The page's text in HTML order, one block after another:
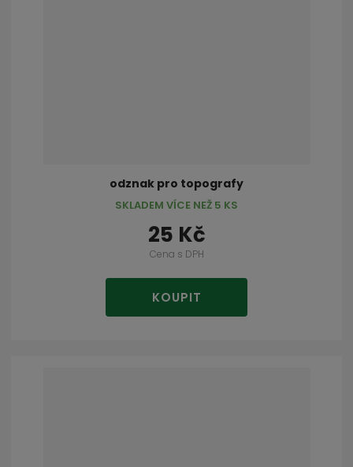
odznak pro topografy
25 Kč
Cena s DPH
KOUPIT
SKLADEM VÍCE NEŽ 5 KS